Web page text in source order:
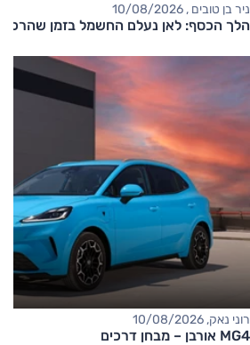
ניר בן טובים , 10/08/2026
הלך הכסף: לאן נעלם החשמל בזמן שהרכב
רוני נאק, 10/08/2026
MG4 אורבן – מבחן דרכים